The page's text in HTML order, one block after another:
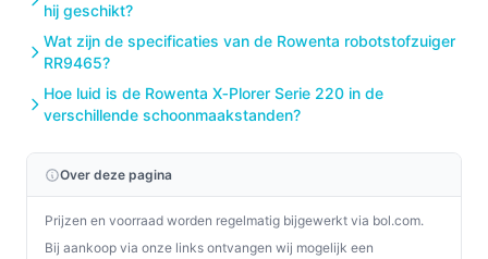
hij geschikt?
Wat zijn de specificaties van de Rowenta robotstofzuiger
RR9465?
Hoe luid is de Rowenta X‑Plorer Serie 220 in de
verschillende schoonmaakstanden?
Over deze pagina
Prijzen en voorraad worden regelmatig bijgewerkt via bol.com.
Bij aankoop via onze links ontvangen wij mogelijk een